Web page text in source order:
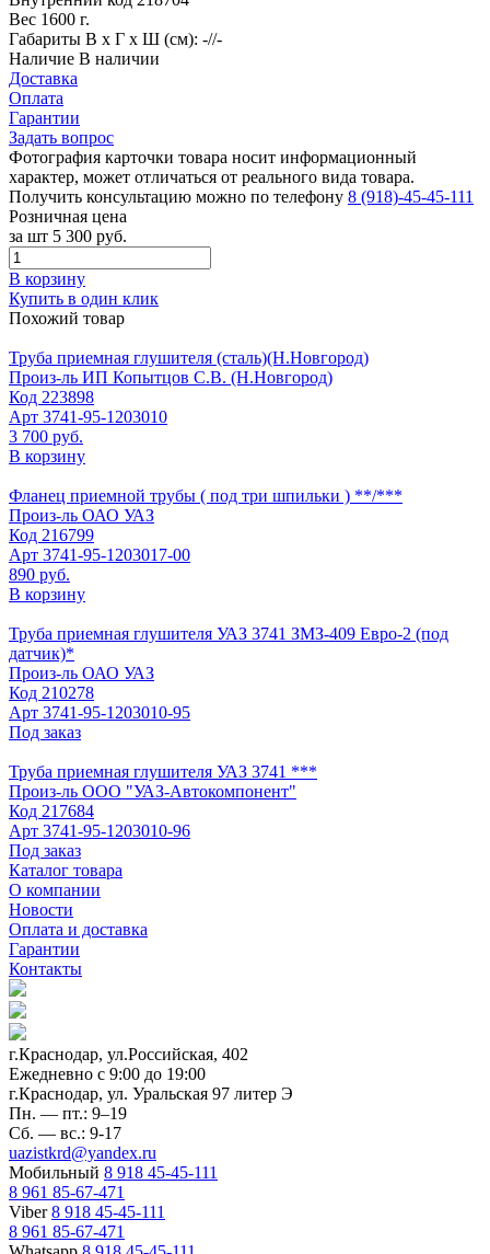
Вес 1600 г.
Габариты В х Г х Ш (см): -//-
Наличие В наличии
Доставка
Оплата
Гарантии
Задать вопрос
Фотография карточки товара носит информационный
характер, может отличаться от реального вида товара.
Получить консультацию можно по телефону 8 (918)-45-45-111
Розничная цена
за шт 5 300 руб.
В корзину
Купить в один клик
Похожий товар
Труба приемная глушителя (сталь)(Н.Новгород)
Произ-ль ИП Копытцов С.В. (Н.Новгород)
Код 223898
Арт 3741-95-1203010
3 700 руб.
В корзину
Фланец приемной трубы ( под три шпильки ) **/***
Произ-ль ОАО УАЗ
Код 216799
Арт 3741-95-1203017-00
890 руб.
В корзину
Труба приемная глушителя УАЗ 3741 ЗМЗ-409 Евро-2 (под
датчик)*
Произ-ль ОАО УАЗ
Код 210278
Арт 3741-95-1203010-95
Под заказ
Труба приемная глушителя УАЗ 3741 ***
Произ-ль ООО "УАЗ-Автокомпонент"
Код 217684
Арт 3741-95-1203010-96
Под заказ
Каталог товара
О компании
Новости
Оплата и доставка
Гарантии
Контакты
г.Краснодар, ул.Российская, 402
Ежедневно c 9:00 до 19:00
г.Краснодар, ул. Уральская 97 литер Э
Пн. — пт.: 9–19
Сб. — вс.: 9-17
uazistkrd@yandex.ru
Мобильный 8 918 45-45-111
8 961 85-67-471
Viber8 918 45-45-111
8 961 85-67-471